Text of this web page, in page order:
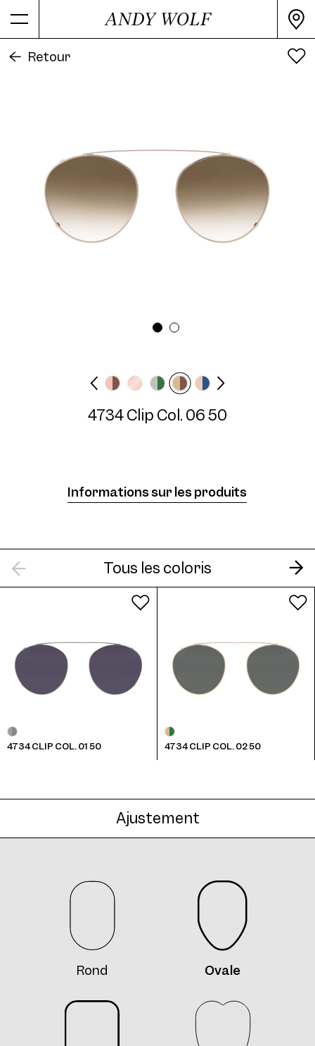
Retour
4734 Clip Col. 06 50
Informations sur les produits
Tous les coloris
4734 CLIP COL. 01 50 4734 CLIP COL. 02 50
Ajustement
Rond Ovale
INFORMATIONS SUR LES PRODUITS
Coloris
Panto
Référence de l'article
4734-CLIP 06
Release Date
2000
Longueur des
Tous les coloris
4734 Clip Col. 01 50
4734 Clip Col. 03 50
4734 Clip Col. 04 50
4734 Clip Col. 05 50
4734 Clip Col. 10 50